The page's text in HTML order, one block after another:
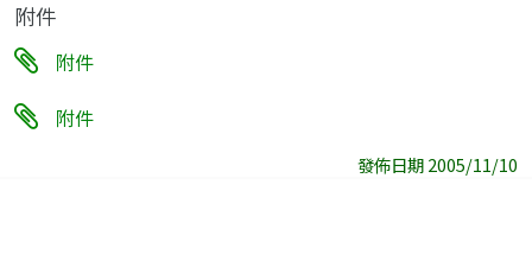
附件
附件
附件
發佈日期 2005/11/10